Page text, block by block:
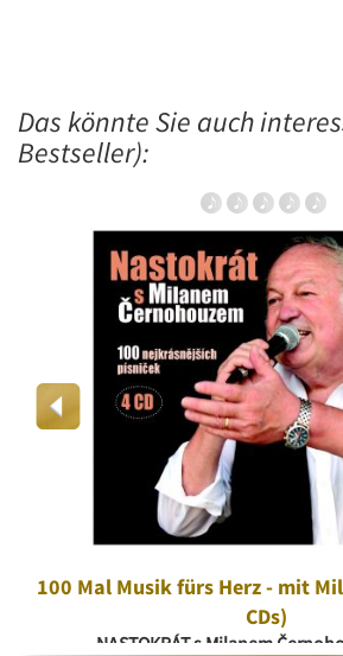
Das könnte Sie auch
Bestseller):
100 Mal Musik fürs Herz - mit
CDs)
NASTOKRÁT s Milanem